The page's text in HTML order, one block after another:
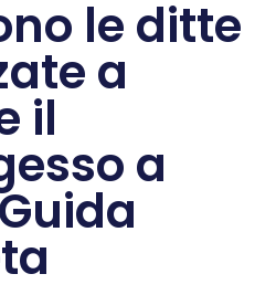
le ditte
a
il
a